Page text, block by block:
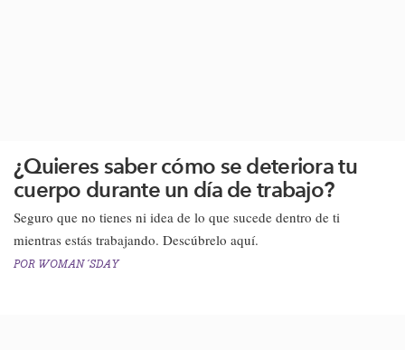
¿Quieres saber cómo se deteriora tu
cuerpo durante un día de trabajo?
​Seguro que no tienes ni idea de lo que sucede dentro de ti
mientras estás trabajando. Descúbrelo aquí.​
POR WOMAN´SDAY